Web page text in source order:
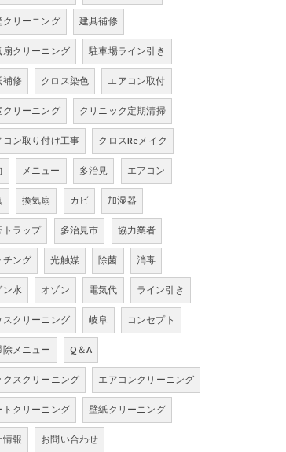
クリーニング
建具補修
扇クリーニング
駐車場ライン引き
修
クロス染色
エアコン取付
クリーニング
クリニック定期清掃
コン取り付け工事
クロスReメイク
メニュー 多治見
エアコン
換気扇 カビ
加湿器
トラップ
多治見市
協力業者
チング
光触媒 除菌
消毒
ン水
オゾン 電気代
ライン引き
スクリーニング
岐阜
コンセプト
除メニュー
Q＆A
クスクリーニング
エアコンクリーニング
トクリーニング
壁紙クリーニング
情報
お問い合わせ